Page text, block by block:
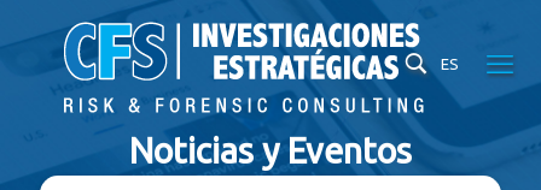
ES
Noticias y Eventos